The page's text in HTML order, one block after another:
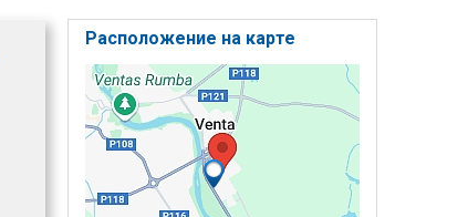
Расположение на карте